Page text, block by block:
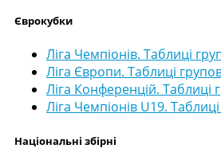
Єврокубки
Ліга Чемпіонів. Таблиці
Ліга Європи. Таблиці
Ліга Конференцій. Таблиці
Ліга Чемпіонів U19.
Національні збірні